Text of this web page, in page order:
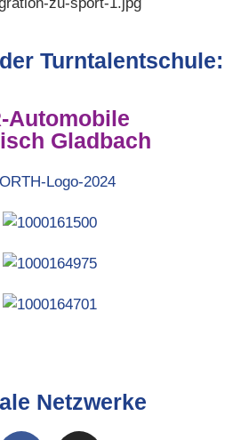
Turntalentschule:
Automobile
Gladbach
Netzwerke